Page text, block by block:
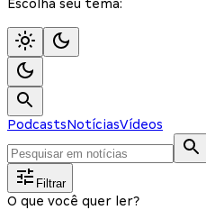
Escolha seu tema:
PodcastsNotíciasVídeos
Filtrar
O que você quer ler?